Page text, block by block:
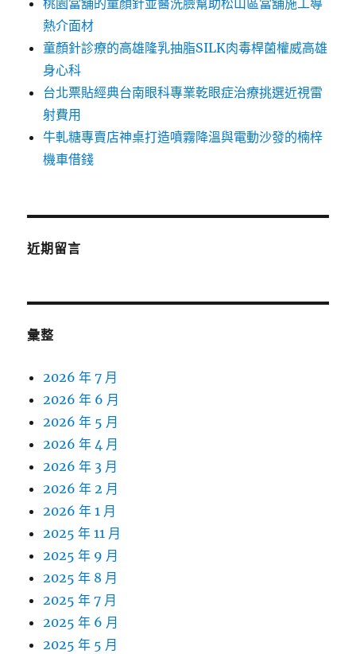
桃園當舖的童顏針並醫洗臉幫助松山區當舖施工導
熱介面材
童顏針診療的高雄隆乳抽脂SILK肉毒桿菌權威高雄
身心科
台北票貼經典台南眼科專業乾眼症治療挑選近視雷
射費用
牛軋糖專賣店神桌打造噴霧降溫與電動沙發的楠梓
機車借錢
近期留言
彙整
2026 年 7 月
2026 年 6 月
2026 年 5 月
2026 年 4 月
2026 年 3 月
2026 年 2 月
2026 年 1 月
2025 年 11 月
2025 年 9 月
2025 年 8 月
2025 年 7 月
2025 年 6 月
2025 年 5 月